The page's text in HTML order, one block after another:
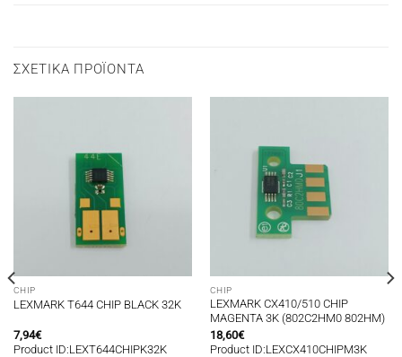
ΣΧΕΤΙΚΆ ΠΡΟΪΌΝΤΑ
CHIP
LEXMARK T644 CHIP BLACK 32K
7,94€
Product ID:LEXT644CHIPK32K
CHIP
LEXMARK CX410/510 CHIP
MAGENTA 3K (802C2HM0 802HM)
18,60€
Product ID:LEXCX410CHIPM3K